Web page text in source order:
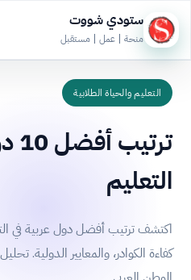
ستودي شووت
منحة | عمل | مستقبل
التعليم والحياة الطلابية
التعليم
اكتشف ترتيب أفضل دول عربية في
كفاءة الكوادر، والمعايير الدولية.